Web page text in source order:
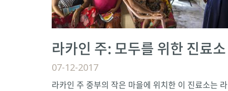
라카인 주: 모두를 위한 진료소
07-12-2017
라카인 주 중부의 작은 마을에 위치한 이 진료소는 라